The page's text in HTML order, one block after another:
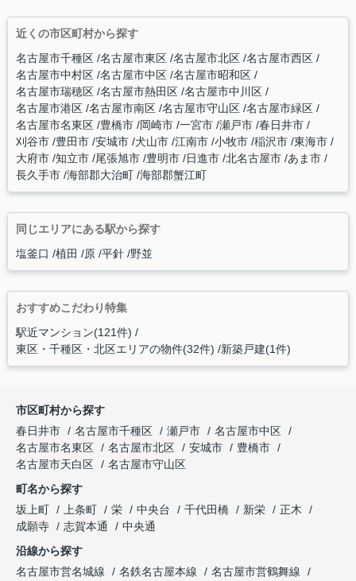
近くの市区町村から探す
名古屋市千種区 名古屋市東区 名古屋市北区 名古屋市西区
名古屋市中村区 名古屋市中区 名古屋市昭和区
名古屋市瑞穂区 名古屋市熱田区 名古屋市中川区
名古屋市港区 名古屋市南区 名古屋市守山区 名古屋市緑区
名古屋市名東区 豊橋市 岡崎市 一宮市 瀬戸市 春日井市
刈谷市 豊田市 安城市 犬山市 江南市 小牧市 稲沢市 東海市
大府市 知立市 尾張旭市 豊明市 日進市 北名古屋市 あま市
長久手市 海部郡大治町 海部郡蟹江町
同じエリアにある駅から探す
塩釜口
植田 原 平針 野並
おすすめこだわり特集
駅近マンション(121件)
東区・千種区・北区エリアの物件(32件) 新築戸建(1件)
市区町村から探す
春日井市
名古屋市千種区 瀬戸市
名古屋市中区
名古屋市名東区
名古屋市北区 安城市
豊橋市
名古屋市天白区
名古屋市守山区
町名から探す
坂上町
上条町 栄 中央台 千代田橋 新栄
正木
成願寺
志賀本通
中央通
沿線から探す
名古屋市営名城線
名鉄名古屋本線
名古屋市営鶴舞線